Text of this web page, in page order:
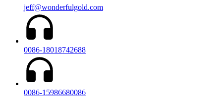
jeff@wonderfulgold.com
0086-18018742688
0086-15986680086